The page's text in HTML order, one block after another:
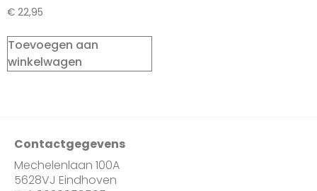
€ 22,95
Toevoegen aan
winkelwagen
Contactgegevens
Mechelenlaan 100A
5628VJ Eindhoven